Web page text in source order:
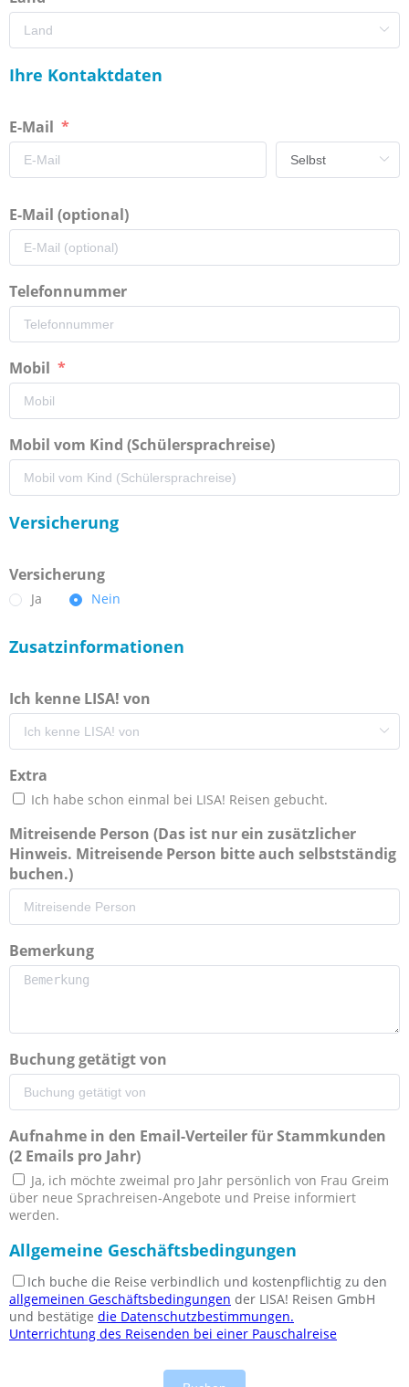
Ihre Kontaktdaten
E-Mail
E-Mail (optional)
Telefonnummer
Mobil
Mobil vom Kind (Schülersprachreise)
Versicherung
Versicherung
Ja Nein
Zusatzinformationen
Ich kenne LISA! von
Extra
Ich habe schon einmal bei LISA! Reisen gebucht.
Mitreisende Person (Das ist nur ein zusätzlicher
Hinweis. Mitreisende Person bitte auch selbstständig
buchen.)
Bemerkung
Buchung getätigt von
Aufnahme in den Email-Verteiler für Stammkunden
(2 Emails pro Jahr)
Ja, ich möchte zweimal pro Jahr persönlich von Frau Greim
über neue Sprachreisen-Angebote und Preise informiert
werden.
Allgemeine Geschäftsbedingungen
Ich buche die Reise verbindlich und kostenpflichtig zu den
allgemeinen Geschäftsbedingungen der LISA! Reisen GmbH
und bestätige die Datenschutzbestimmungen.
Unterrichtung des Reisenden bei einer Pauschalreise